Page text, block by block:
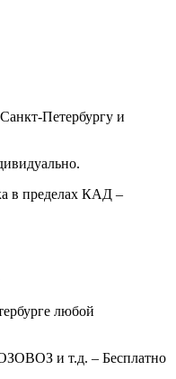
Петербургу и
в пределах КАД –
любой
и т.д. – Бесплатно